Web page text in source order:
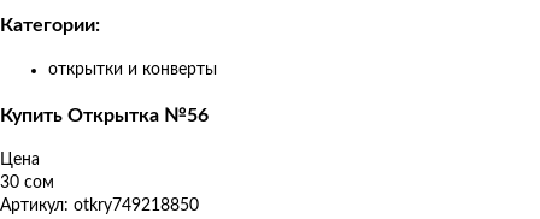
товаров
Категории:
открытки и конверты
Купить Открытка №56
Цена
30 сом
Артикул: otkry749218850